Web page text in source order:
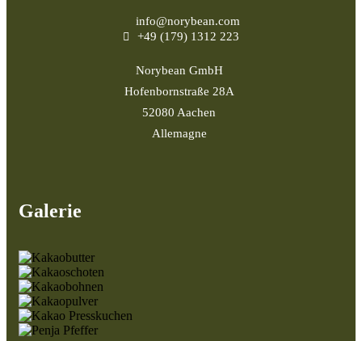
info@norybean.com
+49 (179) 1312 223
Norybean GmbH
Hofenbornstraße 28A
52080 Aachen
Allemagne
Galerie